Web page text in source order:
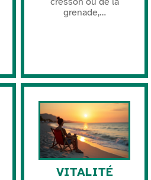
grenade,…
VITALITÉ